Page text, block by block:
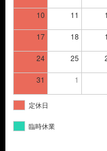
10 11
17 18
24 25
31 1
定休日
臨時休業